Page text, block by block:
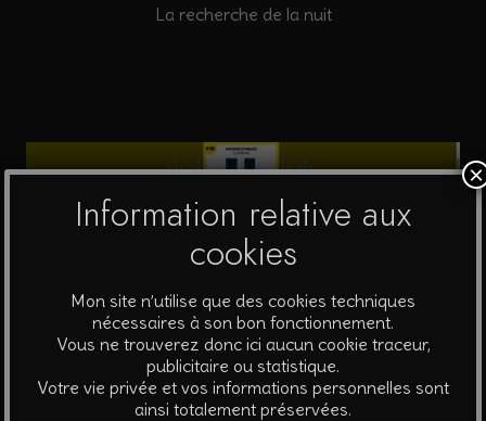
La recherche de la nuit
A écouter
Information relative aux
cookies
Mon site n’utilise que des cookies techniques
nécessaires à son bon fonctionnement.
Vous ne trouverez donc ici aucun cookie traceur,
publicitaire ou statistique.
Votre vie privée et vos informations personnelles sont
ainsi totalement préservées.
×